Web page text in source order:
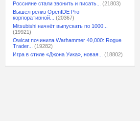
Россияне стали звонить и писать...
(21803)
Вышел релиз OpenIDE Pro —
корпоративной...
(20367)
Mitsubishi начнёт выпускать по 1000...
(19921)
Owlcat починила Warhammer 40,000: Rogue
Trader...
(19282)
Игра в стиле «Джона Уика», новая...
(18802)